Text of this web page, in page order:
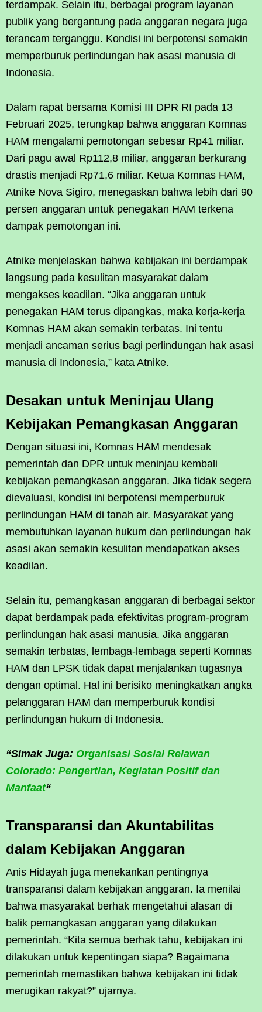
terdampak. Selain itu, berbagai program layanan
publik yang bergantung pada anggaran negara juga
terancam terganggu. Kondisi ini berpotensi semakin
memperburuk perlindungan hak asasi manusia di
Indonesia.
Dalam rapat bersama Komisi III DPR RI pada 13
Februari 2025, terungkap bahwa anggaran Komnas
HAM mengalami pemotongan sebesar Rp41 miliar.
Dari pagu awal Rp112,8 miliar, anggaran berkurang
drastis menjadi Rp71,6 miliar. Ketua Komnas HAM,
Atnike Nova Sigiro, menegaskan bahwa lebih dari 90
persen anggaran untuk penegakan HAM terkena
dampak pemotongan ini.
Atnike menjelaskan bahwa kebijakan ini berdampak
langsung pada kesulitan masyarakat dalam
mengakses keadilan. “Jika anggaran untuk
penegakan HAM terus dipangkas, maka kerja-kerja
Komnas HAM akan semakin terbatas. Ini tentu
menjadi ancaman serius bagi perlindungan hak asasi
manusia di Indonesia,” kata Atnike.
Desakan untuk Meninjau Ulang
Kebijakan Pemangkasan Anggaran
Dengan situasi ini, Komnas HAM mendesak
pemerintah dan DPR untuk meninjau kembali
kebijakan pemangkasan anggaran. Jika tidak segera
dievaluasi, kondisi ini berpotensi memperburuk
perlindungan HAM di tanah air. Masyarakat yang
membutuhkan layanan hukum dan perlindungan hak
asasi akan semakin kesulitan mendapatkan akses
keadilan.
Selain itu, pemangkasan anggaran di berbagai sektor
dapat berdampak pada efektivitas program-program
perlindungan hak asasi manusia. Jika anggaran
semakin terbatas, lembaga-lembaga seperti Komnas
HAM dan LPSK tidak dapat menjalankan tugasnya
dengan optimal. Hal ini berisiko meningkatkan angka
pelanggaran HAM dan memperburuk kondisi
perlindungan hukum di Indonesia.
“Simak Juga: Organisasi Sosial Relawan
Colorado: Pengertian, Kegiatan Positif dan
Manfaat“
Transparansi dan Akuntabilitas
dalam Kebijakan Anggaran
Anis Hidayah juga menekankan pentingnya
transparansi dalam kebijakan anggaran. Ia menilai
bahwa masyarakat berhak mengetahui alasan di
balik pemangkasan anggaran yang dilakukan
pemerintah. “Kita semua berhak tahu, kebijakan ini
dilakukan untuk kepentingan siapa? Bagaimana
pemerintah memastikan bahwa kebijakan ini tidak
merugikan rakyat?” ujarnya.